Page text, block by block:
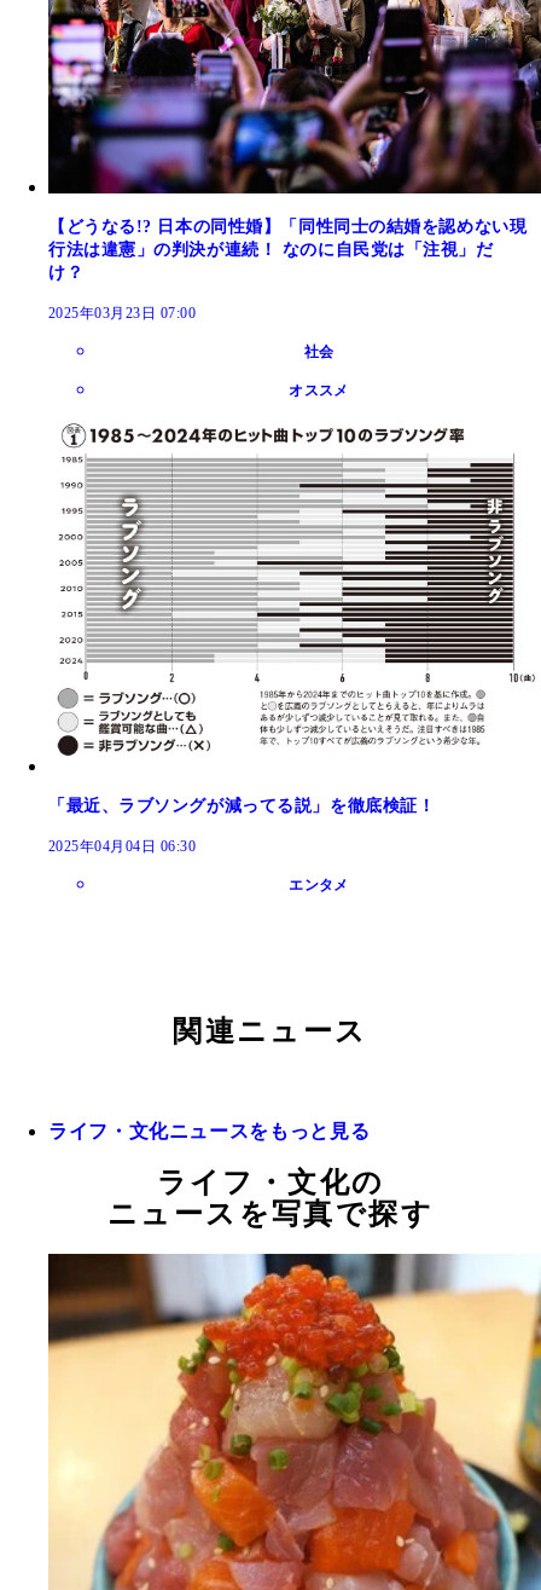
【どうなる!? 日本の同性婚】「同性同士の結婚を認めない現
行法は違憲」の判決が連続！ なのに自民党は「注視」だ
け？
2025年03月23日 07:00
社会
オススメ
「最近、ラブソングが減ってる説」を徹底検証！
2025年04月04日 06:30
エンタメ
関連ニュース
ライフ・文化ニュースをもっと見る
ライフ・文化の
ニュースを写真で探す